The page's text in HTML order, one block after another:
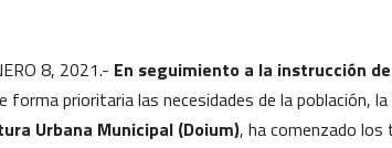
8, 2021.- En seguimiento a la instrucción
forma prioritaria las necesidades de la población, la
Urbana Municipal (Doium), ha comenzado los